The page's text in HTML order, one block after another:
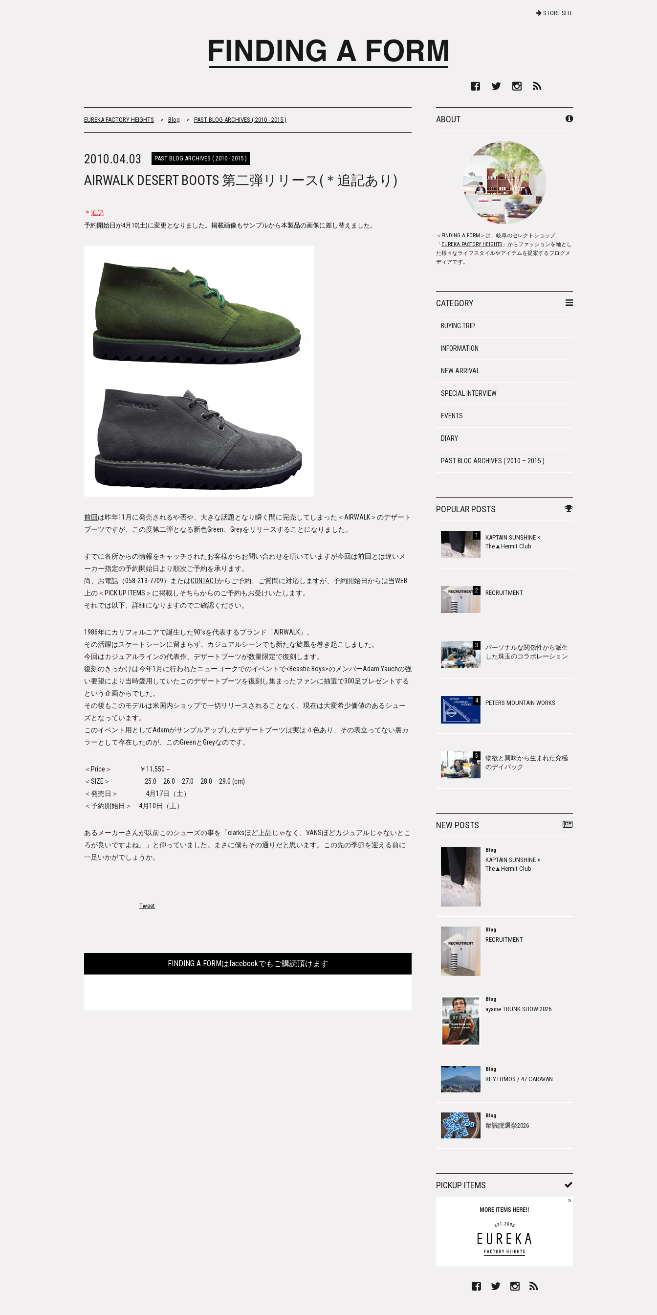
STORE SITE
EUREKA FACTORY HEIGHTS > Blog > PAST BLOG ARCHIVES ( 2010 - 2015 )
2010.04.03 PAST BLOG ARCHIVES ( 2010 - 2015 )
AIRWALK DESERT BOOTS 第二弾リリース(＊追記あり)
＊ 追記
予約開始日が4月10(土)に変更となりました。掲載画像もサンプルから本製品の画像に差し替えました。
前回は昨年11月に発売されるや否や、大きな話題となり瞬く間に完売してしまった ＜AIRWALK＞のデザート
ブーツですが、この度第二弾となる新色Green Greyをリリースすることになりました。
すでに各所からの情報をキャッチされたお客様からお問い合わせを頂いていますが今回は前回とは違いメ
ーカー指定の予約開始日より順次ご予約を承ります。
尚、お電話（058-213-7709）またはCONTACTからご予約、ご質問に対応しますが、予約開始日からは当WEB
上の＜PICK UP ITEMS＞ に掲載しそちらからのご予約もお受けいたします。
それでは以下、詳細になりますのでご確認ください。
1986年にカリフォルニアで誕生した90’sを代表するブランド「AIRWALK」。
その活躍はスケートシーンに留まらず、カジュアルシーンでも新たな旋風を巻き起こしました。
今回はカジュアルラインの代表作、デザートブーツが数量限定で復刻します。
復刻のきっかけは今年1月に行われたニューヨークでのイベントで<Beastie Boys>のメンバーAdam Yauchの強
い要望により当時愛用していたこのデザートブーツを復刻し集まったファンに抽選で300足プレゼントする
という企画からでした。
その後もこのモデルは米国内ショップで一切リリースされることなく、現在は大変希少価値のあるシュー
ズとなっています。
このイベント用としてAdamがサンプルアップしたデザートブーツは実は４色あり、その表立ってない裏カ
ラーとして存在したのが、このGreenとGreyなのです。
＜Price＞
￥11,550－
＜SIZE＞
25.0 26.0 27.0 28.0 29.0 (cm)
＜発売日＞
4月17日（土）
＜予約開始日＞
4月10日（土）
あるメーカーさんが以前このシューズの事を「clarksほど上品じゃなく、VANSほどカジュアルじゃないとこ
ろが良いですよね。」と仰っていました。まさに僕もその通りだと思います。この先の季節を迎える前に
一足いかがでしょうか。
Tweet
FINDING A FORMはfacebookでもご購読頂けます
ABOUT
＜FINDING A FORM＞は、岐阜のセレクトショップ
「EUREKA FACTORY HEIGHTS 」からファッションを軸とし
た様々なライフスタイルやアイテムを提案するブログメ
ディアです。
CATEGORY
BUYING TRIP
INFORMATION
NEW ARRIVAL
SPECIAL INTERVIEW
EVENTS
DIARY
PAST BLOG ARCHIVES ( 2010 – 2015 )
POPULAR POSTS
KAPTAIN SUNSHINE ×
The▲Hermit Club
RECRUITMENT
パーソナルな関係性から派生
した珠玉のコラボレーション
PETERS MOUNTAIN WORKS
物欲と興味から生まれた究極
のデイパック
NEW POSTS
Blog
KAPTAIN SUNSHINE ×
The▲Hermit Club
Blog
RECRUITMENT
Blog
ayame TRUNK SHOW 2026
Blog
RHYTHMOS / 47 CARAVAN
Blog
衆議院選挙2026
PICKUP ITEMS